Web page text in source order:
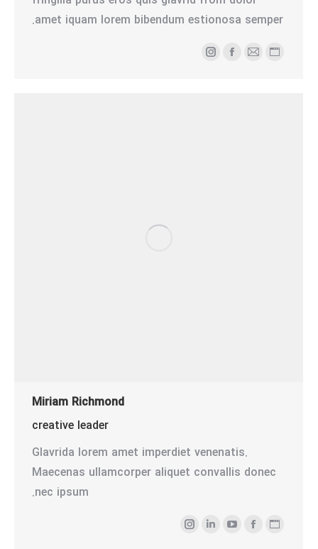
amet iquam lorem bibendum estionosa semper.
وبلاگایمیلفیسبوکاینستاگرام
Miriam Richmond
creative leader
Glavrida lorem amet imperdiet venenatis.
Maecenas ullamcorper aliquet convallis donec
nec ipsum.
وبلاگفیسبوکیوتیوبلینک‌دیناینستاگرام